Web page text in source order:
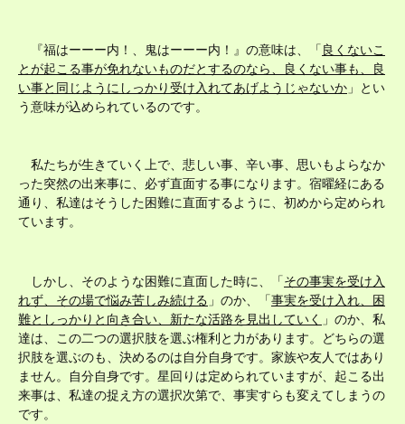
『福はーーー内！、鬼はーーー内！』の意味は、「良くないこ
とが起こる事が免れないものだとするのなら、良くない事も、良
い事と同じようにしっかり受け入れてあげようじゃないか 」とい
う意味が込められているのです。
私たちが生きていく上で、悲しい事、辛い事、思いもよらなか
った突然の出来事に、必ず直面する事になります。宿曜経にある
通り、私達はそうした困難に直面するように、初めから定められ
ています。
しかし、そのような困難に直面した時に、「その事実を受け入
れず、その場で悩み苦しみ続ける 」のか、「事実を受け入れ、困
難としっかりと向き合い、新たな活路を見出していく 」のか、私
達は、この二つの選択肢を選ぶ権利と力があります。どちらの選
択肢を選ぶのも、決めるのは自分自身です。家族や友人ではあり
ません。自分自身です。星回りは定められていますが、起こる出
来事は、私達の捉え方の選択次第で、事実すらも変えてしまうの
です。